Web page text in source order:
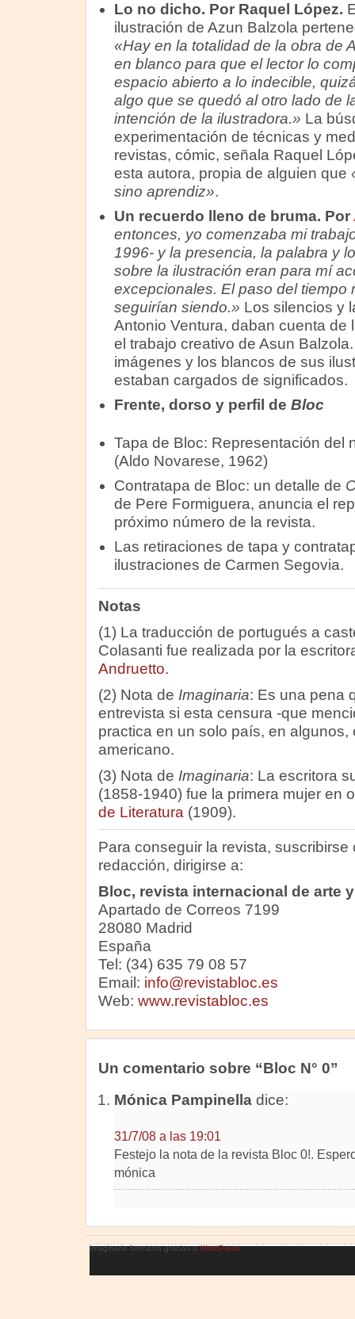
Lo no dicho. Por Raquel López.
ilustración de Azun Balzola
«Hay en la totalidad de la obra de
en blanco para que el lector lo
espacio abierto a lo indecible,
algo que se quedó al otro lado de
intención de la ilustradora.» La
experimentación de técnicas y
revistas, cómic, señala Raquel
esta autora, propia de alguien que
sino aprendiz».
Un recuerdo lleno de bruma. Por
entonces, yo comenzaba mi
1996- y la presencia, la palabra y
sobre la ilustración eran para mí
excepcionales. El paso del tiempo
seguirían siendo.» Los silencios y
Antonio Ventura, daban cuenta de
el trabajo creativo de Asun
imágenes y los blancos de sus
estaban cargados de significados.
Frente, dorso y perfil de Bloc
Tapa de Bloc: Representación del
(Aldo Novarese, 1962)
Contratapa de Bloc: un detalle de
de Pere Formiguera, anuncia el
próximo número de la revista.
Las retiraciones de tapa y
ilustraciones de Carmen Segovia.
Notas
(1) La traducción de portugués a
Colasanti fue realizada por la
Andruetto.
(2) Nota de Imaginaria: Es una pena
entrevista si esta censura -que
practica en un solo país, en algunos,
americano.
(3) Nota de Imaginaria: La escritora
(1858-1940) fue la primera mujer en
de Literatura (1909).
Para conseguir la revista, suscribirse
redacción, dirigirse a:
Bloc, revista internacional de arte
Apartado de Correos 7199
28080 Madrid
España
Tel: (34) 635 79 08 57
Email: info@revistabloc.es
Web: www.revistabloc.es
Un comentario sobre “Bloc N° 0”
Mónica Pampinelladice:
31/7/08 a las 19:01
Festejo la nota de la revista Bloc 0!.
mónica
Imaginaria funciona gracias aWordPress